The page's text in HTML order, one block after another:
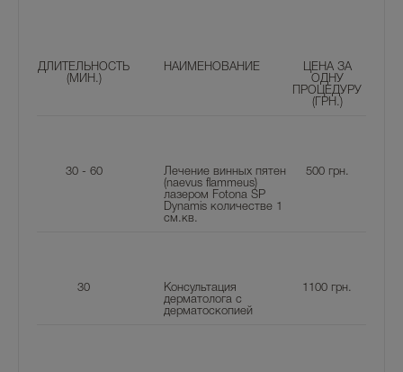
ДЛИТЕЛЬНОСТЬ
(МИН.)
НАИМЕНОВАНИЕ
ЦЕНА ЗА
ОДНУ
ПРОЦЕДУРУ
(ГРН.)
30 - 60
Лечение винных пятен
(naevus flammeus)
лазером Fotona SP
Dynamis количестве 1
см.кв.
500грн.
30
Консультация
дерматолога с
дерматоскопией
1100 грн.